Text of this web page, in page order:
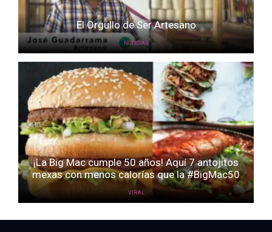
El Orgullo de Ser Artesano
NOTICIAS
¡La Big Mac cumple 50 años! Aquí 7 antojitos
mexas con menos calorías que la #BigMac50
VIRAL